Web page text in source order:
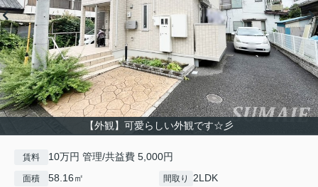
【外観】可愛らしい外観です☆彡
賃料 10万円 管理/共益費 5,000円
面積 58.16㎡ 間取り 2LDK